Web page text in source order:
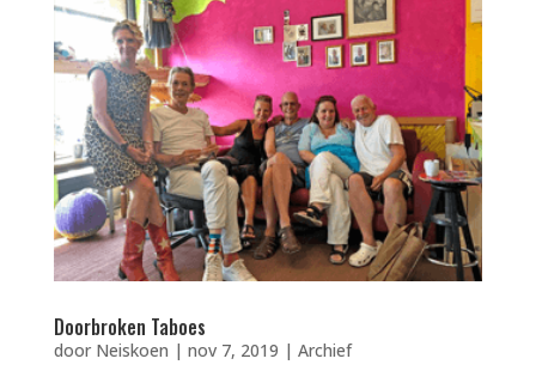
Doorbroken Taboes
door Neiskoen | nov 7, 2019 | Archief